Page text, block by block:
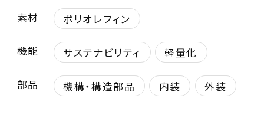
素材 ポリオレフィン
機能 サステナビリティ 軽量化
部品 機構・構造部品 内装 外装